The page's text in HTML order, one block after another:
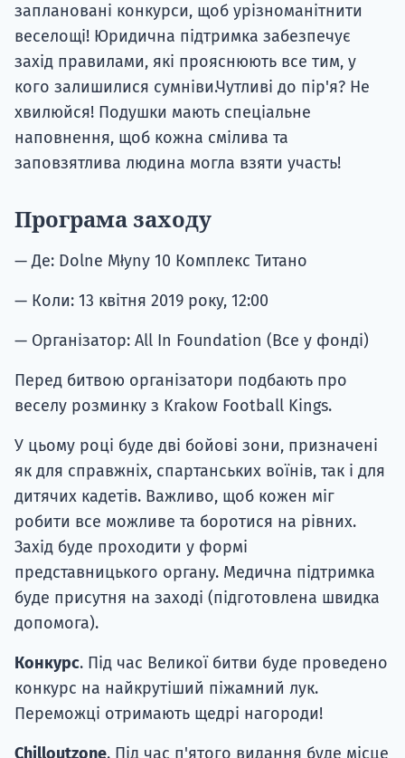
заплановані конкурси, щоб урізноманітнити
веселощі! Юридична підтримка забезпечує
захід правилами, які прояснюють все тим, у
кого залишилися сумніви.Чутливі до пір'я? Не
хвилюйся! Подушки мають спеціальне
наповнення, щоб кожна смілива та
заповзятлива людина могла взяти участь!
Програма заходу
— Де: Dolne Młyny 10 Комплекс Титано
— Коли: 13 квітня 2019 року, 12:00
— Організатор: All In Foundation (Все у фонді)
Перед битвою організатори подбають про
веселу розминку з Krakow Football Kings.
У цьому році буде дві бойові зони, призначені
як для справжніх, спартанських воїнів, так і для
дитячих кадетів. Важливо, щоб кожен міг
робити все можливе та боротися на рівних.
Захід буде проходити у формі
представницького органу. Медична підтримка
буде присутня на заході (підготовлена ​​швидка
допомога).
Конкурс. Під час Великої битви буде проведено
конкурс на найкрутіший піжамний лук.
Переможці отримають щедрі нагороди!
Chilloutzone. Під час п'ятого видання буде місце